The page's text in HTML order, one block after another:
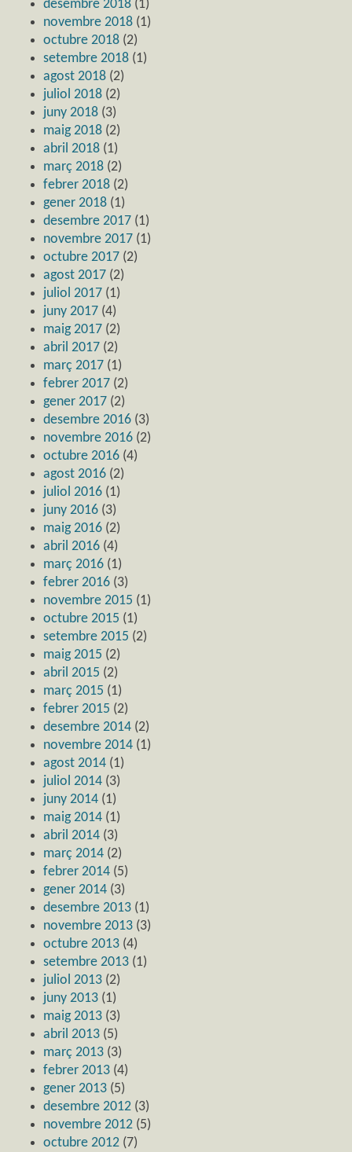
desembre 2018 (1)
novembre 2018 (1)
octubre 2018 (2)
setembre 2018 (1)
agost 2018 (2)
juliol 2018 (2)
juny 2018 (3)
maig 2018 (2)
abril 2018 (1)
març 2018 (2)
febrer 2018 (2)
gener 2018 (1)
desembre 2017 (1)
novembre 2017 (1)
octubre 2017 (2)
agost 2017 (2)
juliol 2017 (1)
juny 2017 (4)
maig 2017 (2)
abril 2017 (2)
març 2017 (1)
febrer 2017 (2)
gener 2017 (2)
desembre 2016 (3)
novembre 2016 (2)
octubre 2016 (4)
agost 2016 (2)
juliol 2016 (1)
juny 2016 (3)
maig 2016 (2)
abril 2016 (4)
març 2016 (1)
febrer 2016 (3)
novembre 2015 (1)
octubre 2015 (1)
setembre 2015 (2)
maig 2015 (2)
abril 2015 (2)
març 2015 (1)
febrer 2015 (2)
desembre 2014 (2)
novembre 2014 (1)
agost 2014 (1)
juliol 2014 (3)
juny 2014 (1)
maig 2014 (1)
abril 2014 (3)
març 2014 (2)
febrer 2014 (5)
gener 2014 (3)
desembre 2013 (1)
novembre 2013 (3)
octubre 2013 (4)
setembre 2013 (1)
juliol 2013 (2)
juny 2013 (1)
maig 2013 (3)
abril 2013 (5)
març 2013 (3)
febrer 2013 (4)
gener 2013 (5)
desembre 2012 (3)
novembre 2012 (5)
octubre 2012 (7)